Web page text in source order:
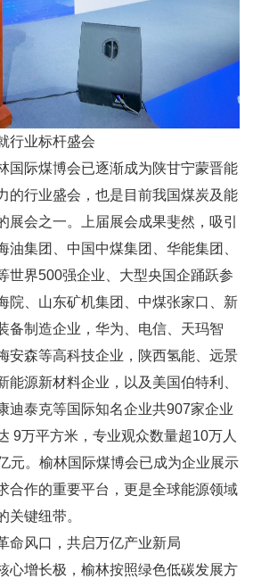
行业标杆盛会
国际煤博会已逐渐成为陕甘宁蒙晋能
的行业盛会，也是目前我国煤炭及能
展会之一。上届展会成果斐然，吸引
油集团、中国中煤集团、华能集团、
世界500强企业、大型央国企踊跃参
院、山东矿机集团、中煤张家口、新
备制造企业，华为、电信、天玛智
安森等高科技企业，陕西氢能、远景
能源新材料企业，以及美国伯特利、
迪泰克等国际知名企业共907家企业
9万平方米，专业观众数量超10万人
元。榆林国际煤博会已成为企业展示
合作的重要平台，更是全球能源领域
关键纽带。
命风口，共启万亿产业新局
心增长极，榆林按照绿色低碳发展方